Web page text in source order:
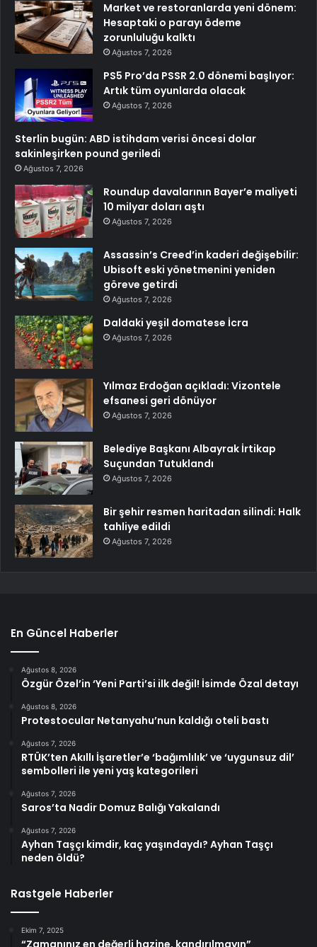
Market ve restoranlarda yeni dönem:
Hesaptaki o parayı ödeme
zorunluluğu kalktı
Ağustos 7, 2026
PS5 Pro’da PSSR 2.0 dönemi başlıyor:
Artık tüm oyunlarda olacak
Ağustos 7, 2026
Sterlin bugün: ABD istihdam verisi öncesi dolar
sakinleşirken pound geriledi
Ağustos 7, 2026
Roundup davalarının Bayer’e maliyeti
10 milyar doları aştı
Ağustos 7, 2026
Assassin’s Creed’in kaderi değişebilir:
Ubisoft eski yönetmenini yeniden
göreve getirdi
Ağustos 7, 2026
Daldaki yeşil domatese İcra
Ağustos 7, 2026
Yılmaz Erdoğan açıkladı: Vizontele
efsanesi geri dönüyor
Ağustos 7, 2026
Belediye Başkanı Albayrak İrtikap
Suçundan Tutuklandı
Ağustos 7, 2026
Bir şehir resmen haritadan silindi: Halk
tahliye edildi
Ağustos 7, 2026
En Güncel Haberler
Ağustos 8, 2026
Özgür Özel’in ‘Yeni Parti’si ilk değil! İsimde Özal detayı
Ağustos 8, 2026
Protestocular Netanyahu’nun kaldığı oteli bastı
Ağustos 7, 2026
RTÜK’ten Akıllı İşaretler’e ‘bağımlılık’ ve ‘uygunsuz dil’
sembolleri ile yeni yaş kategorileri
Ağustos 7, 2026
Saros’ta Nadir Domuz Balığı Yakalandı
Ağustos 7, 2026
Ayhan Taşçı kimdir, kaç yaşındaydı? Ayhan Taşçı
neden öldü?
Rastgele Haberler
Ekim 7, 2025